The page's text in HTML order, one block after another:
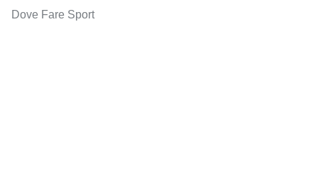
Dove Fare Sport